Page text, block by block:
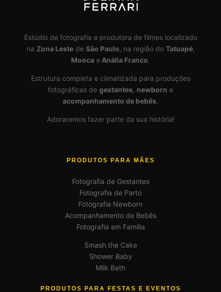
Estúdio de fotografia e produtora de filmes localizado
na Zona Lestede São Paulo, na região do Tatuapé,
Mooca e Anália Franco.
Estrutura completa e climatizada para produções
fotográficas de gestantes, newborn e
acompanhamento de bebês.
Adoraremos fazer parte da sua história!
PRODUTOS PARA MÃES
Fotografia de Gestantes
Fotografia de Parto
Fotografia Newborn
Acompanhamento de Bebês
Fotografia em Família
Smash the Cake
Shower Baby
Milk Bath
PRODUTOS PARA FESTAS E EVENTOS